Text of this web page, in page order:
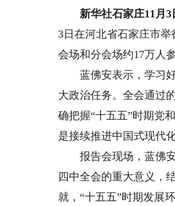
新华社石家庄11月3
3日在河北省石家庄市
会场和分会场约17万人
蓝佛安表示，学习好
大政治任务。全会通过
确把握“十五五”时期党
是接续推进中国式现代
报告会现场，蓝佛安
四中全会的重大意义，
就，“十五五”时期发展